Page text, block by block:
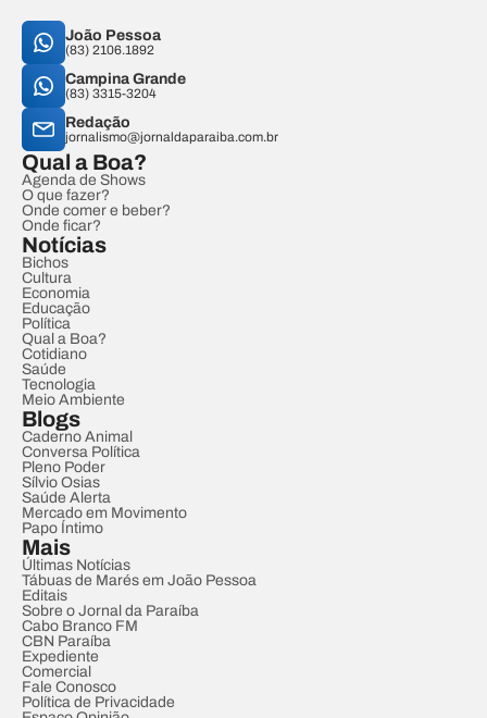
João Pessoa
(83) 2106.1892
Campina Grande
(83) 3315-3204
Redação
jornalismo@jornaldaparaiba.com.br
Qual a Boa?
Agenda de Shows
O que fazer?
Onde comer e beber?
Onde ficar?
Notícias
Bichos
Cultura
Economia
Educação
Política
Qual a Boa?
Cotidiano
Saúde
Tecnologia
Meio Ambiente
Blogs
Caderno Animal
Conversa Política
Pleno Poder
Sílvio Osias
Saúde Alerta
Mercado em Movimento
Papo Íntimo
Mais
Últimas Notícias
Tábuas de Marés em João Pessoa
Editais
Sobre o Jornal da Paraíba
Cabo Branco FM
CBN Paraíba
Expediente
Comercial
Fale Conosco
Política de Privacidade